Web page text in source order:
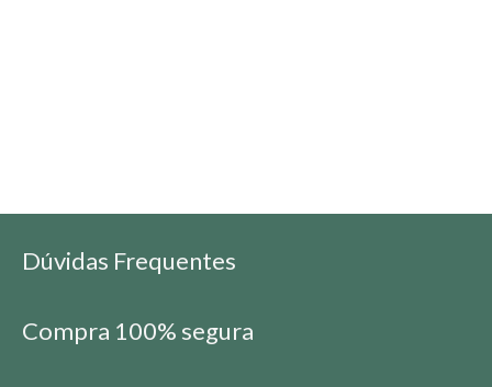
Dúvidas Frequentes
Compra 100% segura